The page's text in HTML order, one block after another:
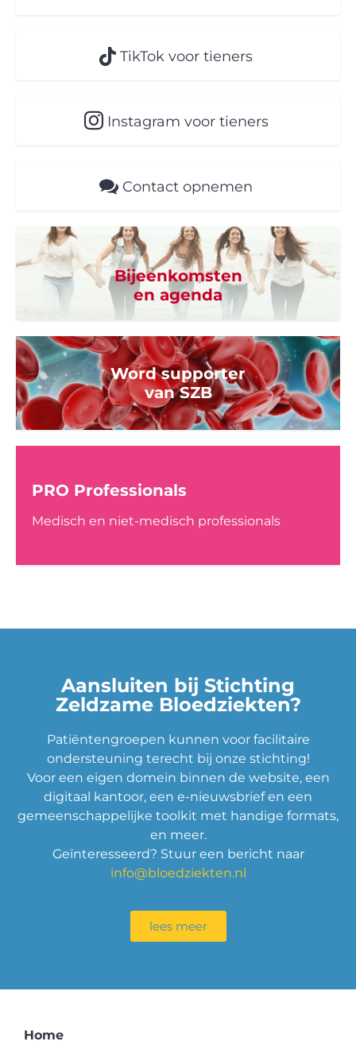
TikTok voor tieners
Instagram voor tieners
Contact opnemen
Bijeenkomsten
en agenda
Word supporter
van SZB
PRO Professionals
Medisch en niet-medisch professionals
Aansluiten bij Stichting
Zeldzame Bloedziekten?
Patiëntengroepen kunnen voor facilitaire
ondersteuning terecht bij onze stichting!
Voor een eigen domein binnen de website, een
digitaal kantoor, een e-nieuwsbrief en een
gemeenschappelijke toolkit met handige formats,
en meer.
Geïnteresseerd? Stuur een bericht naar
info@bloedziekten.nl
lees meer
Home